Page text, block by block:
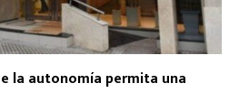
la autonomía permita una